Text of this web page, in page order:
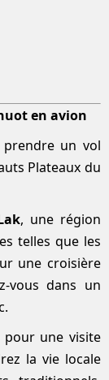
en avion
un vol
Plateaux du
, une région
telles que les
une croisière
vous dans un
pour une visite
la vie locale